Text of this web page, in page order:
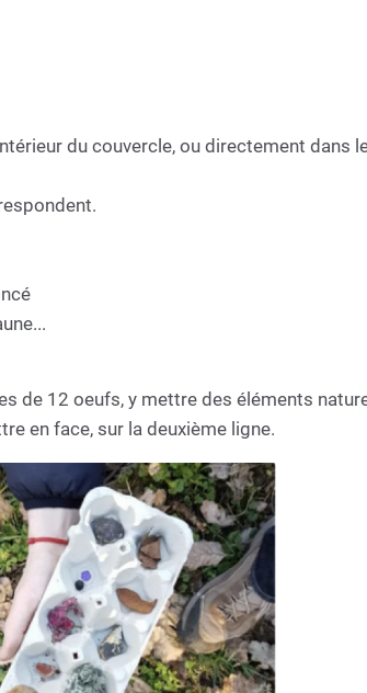
du couvercle, ou directement dans
de 12 oeufs, y mettre des éléments
en face, sur la deuxième ligne.